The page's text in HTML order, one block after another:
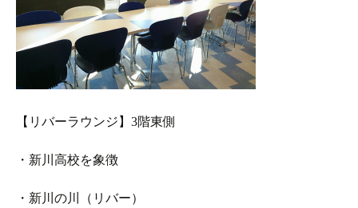
【リバーラウンジ】3階東側
・新川高校を象徴
・新川の川（リバー）